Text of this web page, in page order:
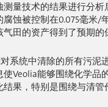
量技术的结果进行分析
腐蚀被控制在0.075毫米/
田的资产得到了预期的
系统中清除的所有污泥
使Veolia能够围绕化学品
结果，特别是围绕与清管